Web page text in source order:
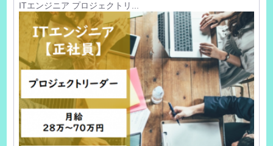
ITエンジニア プロジェクトリ...